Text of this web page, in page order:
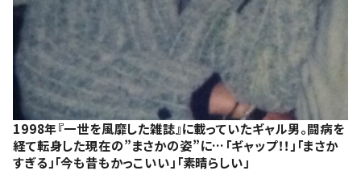
1998年『一世を風靡した雑誌』に載っていたギャル男。闘病を
経て転身した現在の”まさかの姿”に…「ギャップ！！」「まさか
すぎる」「今も昔もかっこいい」「素晴らしい」